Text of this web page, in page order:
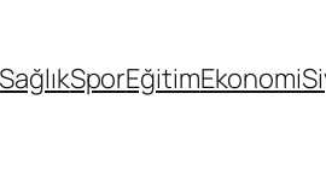
SağlıkSporEğitimEkonomi